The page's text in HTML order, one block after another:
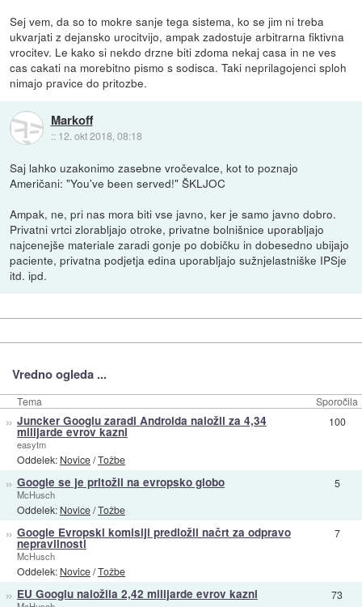
Sej vem, da so to mokre sanje tega sistema, ko se jim ni treba
ukvarjati z dejansko urocitvijo, ampak zadostuje arbitrarna fiktivna
vrocitev. Le kako si nekdo drzne biti zdoma nekaj casa in ne ves
cas cakati na morebitno pismo s sodisca. Taki neprilagojenci sploh
nimajo pravice do pritozbe.
Markoff
:: 12. okt 2018, 08:18
Saj lahko uzakonimo zasebne vročevalce, kot to poznajo
Američani: "You've been served!" ŠKLJOC
Ampak, ne, pri nas mora biti vse javno, ker je samo javno dobro.
Privatni vrtci zlorabljajo otroke, privatne bolnišnice uporabljajo
najcenejše materiale zaradi gonje po dobičku in dobesedno ubijajo
paciente, privatna podjetja edina uporabljajo sužnjelastniške IPSje
itd. ipd.
Vredno ogleda ...
Tema Sporočila
» Juncker Googlu zaradi Androida naložil za 4,34
milijarde evrov kazni
easytm
Oddelek: Novice/Tožbe
100
» Google se je pritožil na evropsko globo
McHusch
Oddelek: Novice/Tožbe
5
» Google Evropski komisiji predložil načrt za odpravo
nepravilnosti
McHusch
Oddelek: Novice/Tožbe
7
» EU Googlu naložila 2,42 milijarde evrov kazni 73